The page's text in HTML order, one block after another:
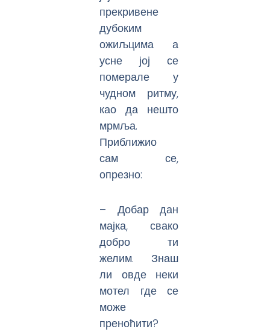
прекривене
дубоким
ожиљцима а
усне јој се
померале у
чудном ритму,
као да нешто
мрмља.
Приближио
сам се,
опрезно:
– Добар дан
мајка, свако
добро ти
желим. Знаш
ли овде неки
мотел где се
може
преноћити?